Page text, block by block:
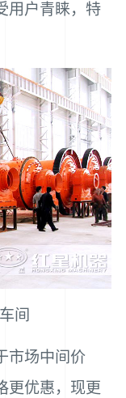
用户青睐，特
间
市场中间价
更优惠，现更